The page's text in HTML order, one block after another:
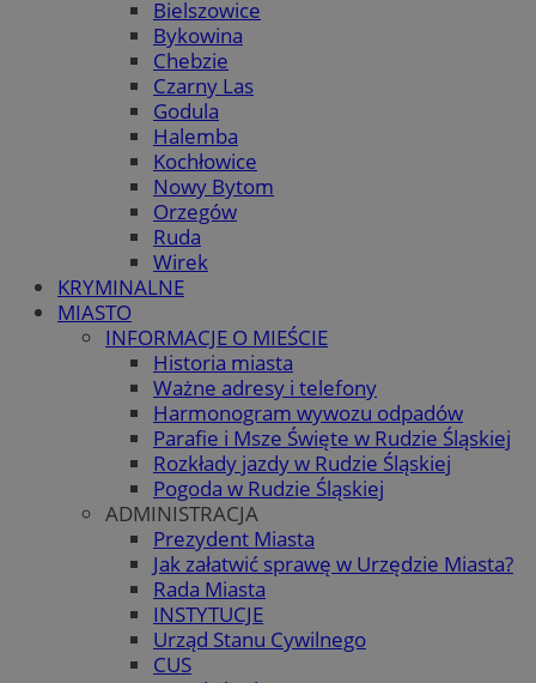
Bielszowice
Bykowina
Chebzie
Czarny Las
Godula
Halemba
Kochłowice
Nowy Bytom
Orzegów
Ruda
Wirek
KRYMINALNE
MIASTO
INFORMACJE O MIEŚCIE
Historia miasta
Ważne adresy i telefony
Harmonogram wywozu odpadów
Parafie i Msze Święte w Rudzie Śląskiej
Rozkłady jazdy w Rudzie Śląskiej
Pogoda w Rudzie Śląskiej
ADMINISTRACJA
Prezydent Miasta
Jak załatwić sprawę w Urzędzie Miasta?
Rada Miasta
INSTYTUCJE
Urząd Stanu Cywilnego
CUS